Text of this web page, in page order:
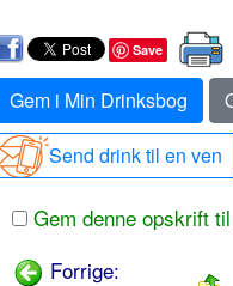
Save
Gem i Min Drinksbog
Send drink til en ven
Gem denne opskrift
Forrige: